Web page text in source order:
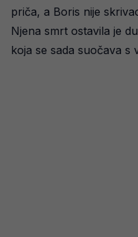
priča, a Boris nije
Njena smrt ostavila je
koja se sada suočava s